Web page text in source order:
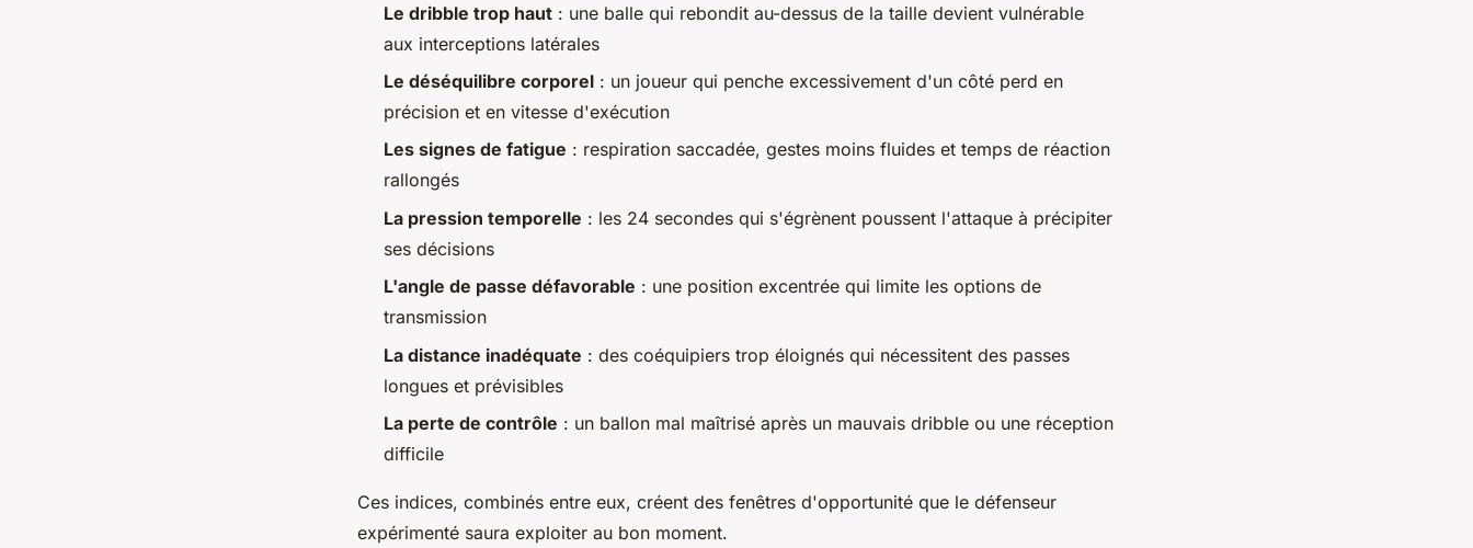
Le dribble trop haut : une balle qui rebondit au-dessus de la taille devient vulnérable
aux interceptions latérales
Le déséquilibre corporel : un joueur qui penche excessivement d'un côté perd en
précision et en vitesse d'exécution
Les signes de fatigue : respiration saccadée, gestes moins fluides et temps de réaction
rallongés
La pression temporelle : les 24 secondes qui s'égrènent poussent l'attaque à précipiter
ses décisions
L'angle de passe défavorable : une position excentrée qui limite les options de
transmission
La distance inadéquate : des coéquipiers trop éloignés qui nécessitent des passes
longues et prévisibles
La perte de contrôle : un ballon mal maîtrisé après un mauvais dribble ou une réception
difficile
Ces indices, combinés entre eux, créent des fenêtres d'opportunité que le défenseur
expérimenté saura exploiter au bon moment.